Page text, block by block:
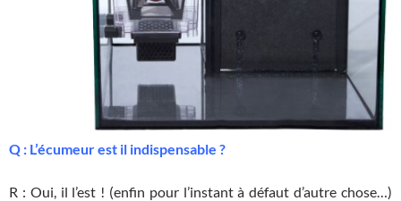
Q : L’écumeur est il indispensable ?
R : Oui, il l’est ! (enfin pour l’instant à défaut d’autre chose…)